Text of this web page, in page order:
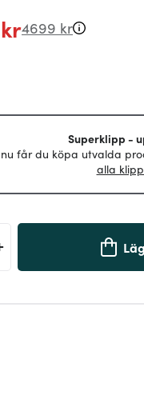
4699 kr
Superklipp -
nu får du köpa utvalda
alla